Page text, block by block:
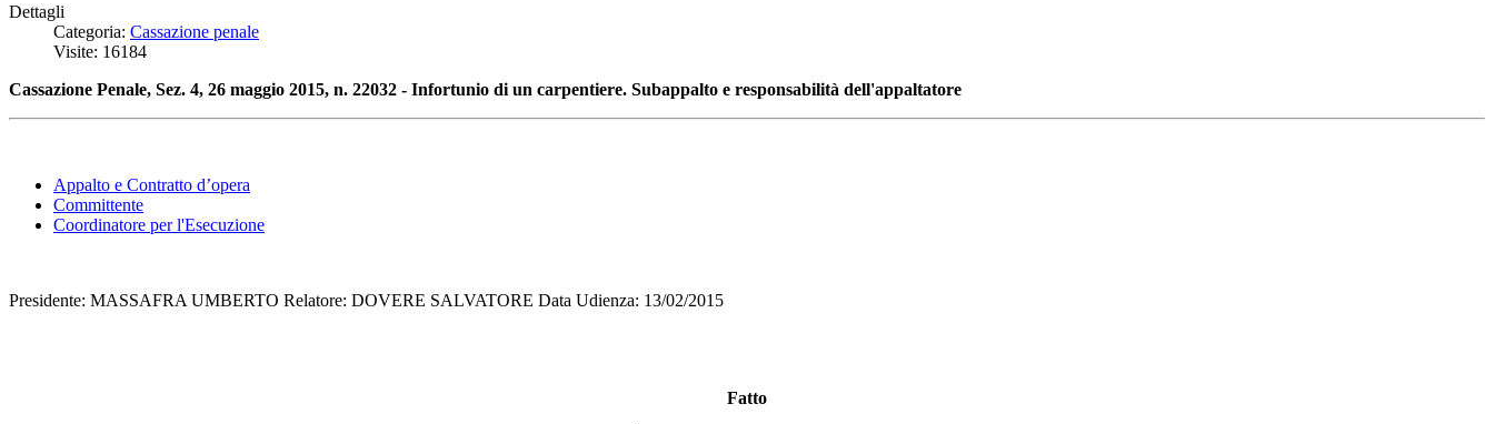
Dettagli
Categoria: Cassazione penale
Visite: 16184
Cassazione Penale, Sez. 4, 26 maggio 2015, n. 22032 - Infortunio di un carpentiere. Subappalto e responsabilità dell'appaltatore
Appalto e Contratto d’opera
Committente
Coordinatore per l'Esecuzione
Presidente: MASSAFRA UMBERTO Relatore: DOVERE SALVATORE Data Udienza: 13/02/2015
Fatto